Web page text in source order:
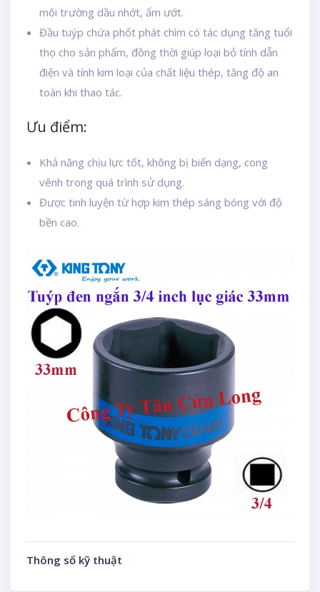
môi trường dầu nhớt, ẩm ướt.
Đầu tuýp chứa phốt phát chìm có tác dụng tăng tuổi
thọ cho sản phẩm, đồng thời giúp loại bỏ tính dẫn
điện và tính kim loại của chất liệu thép, tăng độ an
toàn khi thao tác.
Ưu điểm:
Khả năng chịu lực tốt, không bị biến dạng, cong
vênh trong quá trình sử dụng.
Được tinh luyện từ hợp kim thép sáng bóng với độ
bền cao.
Thông số kỹ thuật